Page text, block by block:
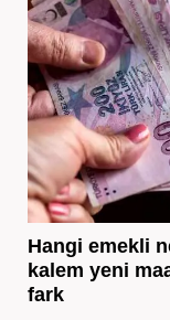
Hangi emekli
kalem yeni
fark